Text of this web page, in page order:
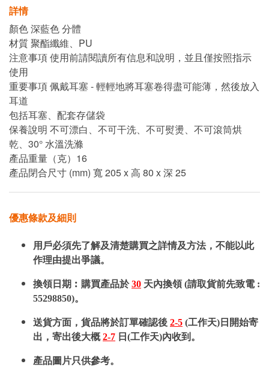
詳情
顏色 深藍色 分體
材質 聚酯纖維、PU
注意事項 使用前請閱讀所有信息和說明，並且僅按照指示
使用
重要事項 佩戴耳塞 - 輕輕地將耳塞卷得盡可能薄，然後放入
耳道
包括耳塞、配套存儲袋
保養說明 不可漂白、不可干洗、不可熨燙、不可滾筒烘
乾、30° 水溫洗滌
產品重量（克）16
產品閉合尺寸 (mm) 寬 205 x 高 80 x 深 25
優惠條款及細則
用戶必須先了解及清楚購買之詳情及方法，不能以此
作理由提出爭議。
換領日期︰購買產品於30 天內換領 (請取貨前先致電 :
55298850)。
送貨方面，貨品將於訂單確認後 2-5 (工作天)日開始寄
出，寄出後大概2-7 日(工作天)內收到。
產品圖片只供參考。